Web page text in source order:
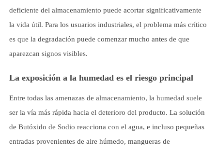
deficiente del almacenamiento puede acortar significativamente
la vida útil. Para los usuarios industriales, el problema más crítico
es que la degradación puede comenzar mucho antes de que
aparezcan signos visibles.
La exposición a la humedad es el riesgo principal
Entre todas las amenazas de almacenamiento, la humedad suele
ser la vía más rápida hacia el deterioro del producto. La solución
de Butóxido de Sodio reacciona con el agua, e incluso pequeñas
entradas provenientes de aire húmedo, mangueras de